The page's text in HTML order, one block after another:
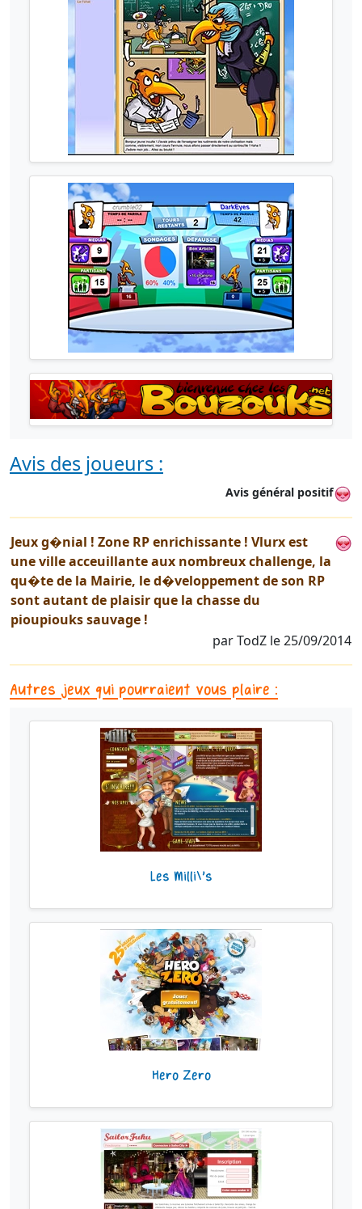
Avis des joueurs :
Avis général positif
Jeux g�nial ! Zone RP enrichissante ! Vlurx est
une ville acceuillante aux nombreux challenge, la
qu�te de la Mairie, le d�veloppement de son RP
sont autant de plaisir que la chasse du
pioupiouks sauvage !
par TodZ le 25/09/2014
Autres jeux qui pourraient vous plaire :
Les Milli\'s
Hero Zero